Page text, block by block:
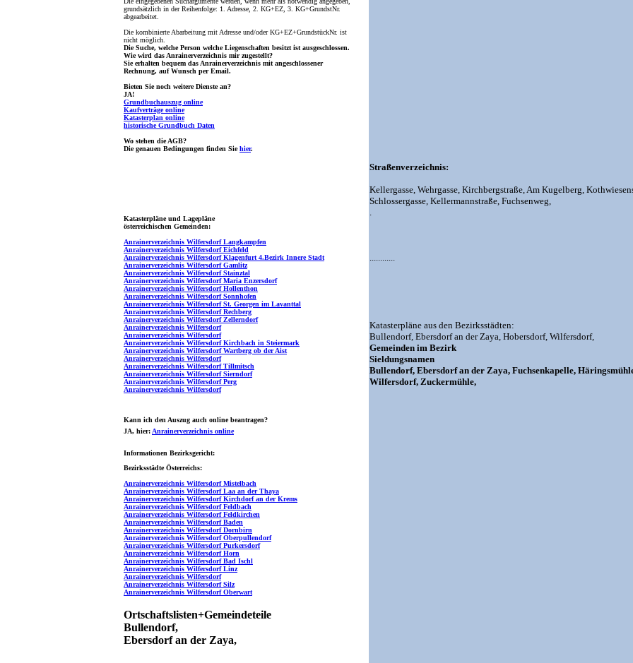
grundsätzlich in der Reihenfolge: 1. Adresse, 2. KG+EZ, 3. KG+GrundstNr.
abgearbeitet.
Die kombinierte Abarbeitung mit Adresse und/oder KG+EZ+GrundstückNr. ist
nicht möglich.
Die Suche, welche Person welche Liegenschaften besitzt ist ausgeschlossen.
Wie wird das Anrainerverzeichnis mir zugestellt?
Sie erhalten bequem das Anrainerverzeichnis mit angeschlossener
Rechnung, auf Wunsch per Email.
Bieten Sie noch weitere Dienste an?
JA!
Grundbuchauszug online
Kaufverträge online
Katasterplan online
historische Grundbuch Daten
Wo stehen die AGB?
Die genauen Bedingungen finden Siehier.
Katasterpläne und Lagepläne
österreichischen Gemeinden:
Anrainerverzeichnis Wilfersdorf Langkampfen
Anrainerverzeichnis Wilfersdorf Eichfeld
Anrainerverzeichnis Wilfersdorf Klagenfurt 4.Bezirk Innere Stadt
Anrainerverzeichnis Wilfersdorf Gamlitz
Anrainerverzeichnis Wilfersdorf Stainztal
Anrainerverzeichnis Wilfersdorf Maria Enzersdorf
Anrainerverzeichnis Wilfersdorf Hollenthon
Anrainerverzeichnis Wilfersdorf Sonnhofen
Anrainerverzeichnis Wilfersdorf St. Georgen im Lavanttal
Anrainerverzeichnis Wilfersdorf Rechberg
Anrainerverzeichnis Wilfersdorf Zellerndorf
Anrainerverzeichnis Wilfersdorf
Anrainerverzeichnis Wilfersdorf
Anrainerverzeichnis Wilfersdorf Kirchbach in Steiermark
Anrainerverzeichnis Wilfersdorf Wartberg ob der Aist
Anrainerverzeichnis Wilfersdorf
Anrainerverzeichnis Wilfersdorf Tillmitsch
Anrainerverzeichnis Wilfersdorf Sierndorf
Anrainerverzeichnis Wilfersdorf Perg
Anrainerverzeichnis Wilfersdorf
Kann ich den Auszug auch online beantragen?
JA, hier: Anrainerverzeichnis online
Informationen Bezirksgericht:
Bezirksstädte Österreichs:
Anrainerverzeichnis Wilfersdorf Mistelbach
Anrainerverzeichnis Wilfersdorf Laa an der Thaya
Anrainerverzeichnis Wilfersdorf Kirchdorf an der Krems
Anrainerverzeichnis Wilfersdorf Feldbach
Anrainerverzeichnis Wilfersdorf Feldkirchen
Anrainerverzeichnis Wilfersdorf Baden
Anrainerverzeichnis Wilfersdorf Dornbirn
Anrainerverzeichnis Wilfersdorf Oberpullendorf
Anrainerverzeichnis Wilfersdorf Purkersdorf
Anrainerverzeichnis Wilfersdorf Horn
Anrainerverzeichnis Wilfersdorf Bad Ischl
Anrainerverzeichnis Wilfersdorf Linz
Anrainerverzeichnis Wilfersdorf
Anrainerverzeichnis Wilfersdorf Silz
Anrainerverzeichnis Wilfersdorf Oberwart
Ortschaftslisten+Gemeindeteile
Bullendorf,
Ebersdorf an der Zaya,
Straßenverzeichnis:
Kellergasse, Wehrgasse, Kirchbergstraße,Am Kugelberg,
Schlossergasse, Kellermannstraße, Fuchsenweg,
.
............
Katasterpläne aus den Bezirksstädten:
Bullendorf, Ebersdorf an der Zaya, Hobersdorf, Wilfersdorf,
Gemeinden im Bezirk
Sieldungsnamen
Bullendorf, Ebersdorf an der Zaya, Fuchsenkapelle,
Wilfersdorf, Zuckermühle,